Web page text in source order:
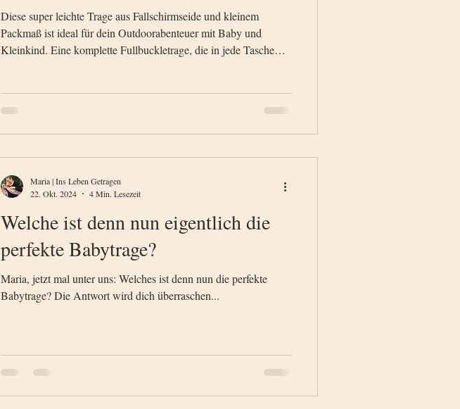
Diese super leichte Trage aus Fallschirmseide und kleinem
Packmaß ist ideal für dein Outdoorabenteuer mit Baby und
Kleinkind. Eine komplette Fullbuckletrage, die in jede Tasche
Welche ist denn nun eigentlich die
perfekte Babytrage?
Maria, jetzt mal unter uns: Welches ist denn nun die perfekte
Babytrage? Die Antwort wird dich überraschen...
Maria | Ins Leben Getragen
22. Okt. 2024
4 Min. Lesezeit